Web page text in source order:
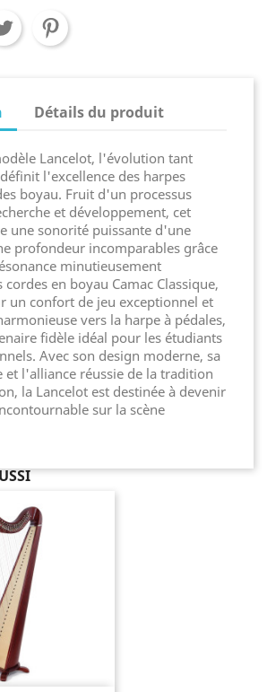
Détails du produit
Lancelot, l'évolution tant
l'excellence des harpes
boyau. Fruit d'un processus
et développement, cet
une sonorité puissante d'une
profondeur incomparables grâce
minutieusement
cordes en boyau Camac Classique,
un confort de jeu exceptionnel et
vers la harpe à pédales,
fidèle idéal pour les étudiants
Avec son design moderne, sa
et l'alliance réussie de la tradition
la Lancelot est destinée à devenir
sur la scène